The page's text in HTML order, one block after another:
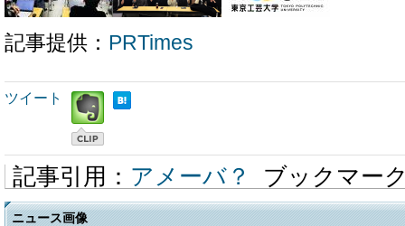
記事提供： PRTimes
ツイート
記事引用： アメーバ？ ブックマー
ニュース画像